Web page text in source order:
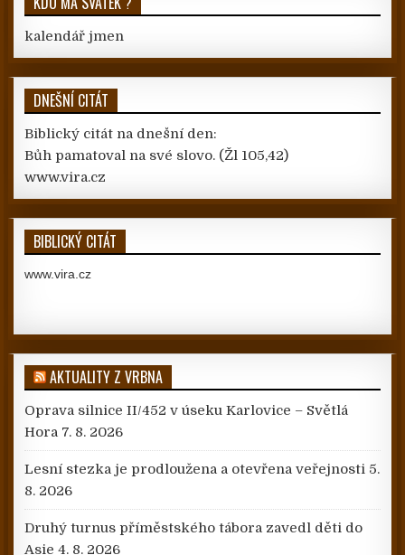
kalendář jmen
DNEŠNÍ CITÁT
Biblický citát na dnešní den:
Bůh pamatoval na své slovo. (Žl 105,42)
www.vira.cz
BIBLICKÝ CITÁT
www.vira.cz
AKTUALITY Z VRBNA
Oprava silnice II/452 v úseku Karlovice – Světlá
Hora 7. 8. 2026
Lesní stezka je prodloužena a otevřena veřejnosti 5.
8. 2026
Druhý turnus příměstského tábora zavedl děti do
Asie 4. 8. 2026